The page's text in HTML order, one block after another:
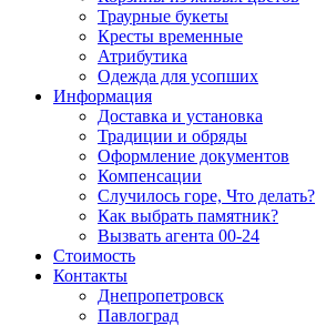
Траурные букеты
Кресты временные
Атрибутика
Одежда для усопших
Информация
Доставка и установка
Традиции и обряды
Оформление документов
Компенсации
Случилось горе, Что делать?
Как выбрать памятник?
Вызвать агента 00-24
Стоимость
Контакты
Днепропетровск
Павлоград